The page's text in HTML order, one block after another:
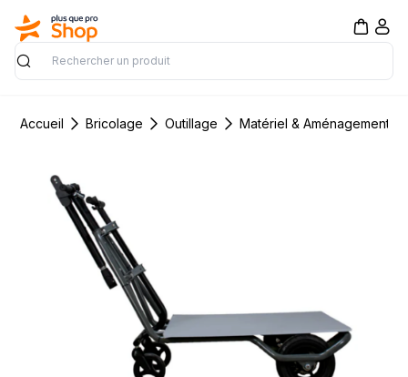
Rechercher
Accueil Bricolage Outillage Matériel & Aménagement